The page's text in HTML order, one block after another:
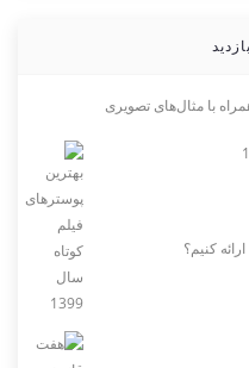
با مثال‌های تصویری
کنیم؟